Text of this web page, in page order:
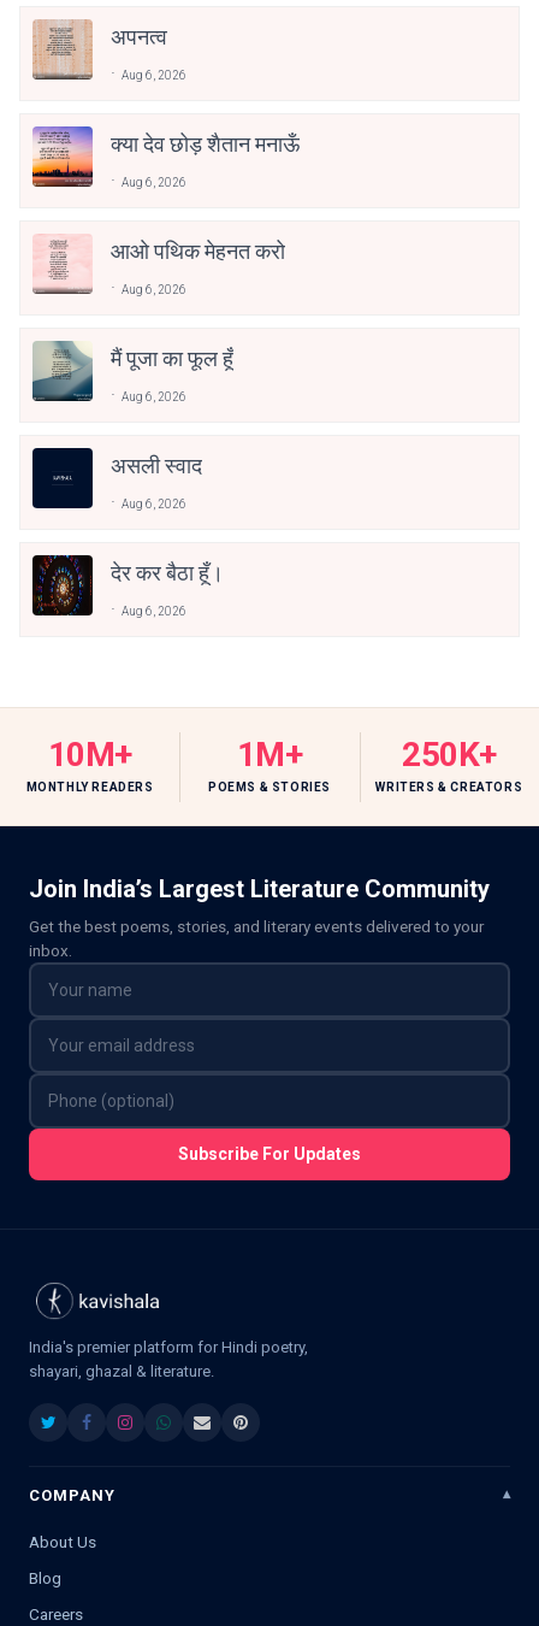
अपनत्व
Aug 6, 2026
क्या देव छोड़ शैतान मनाऊँ
Aug 6, 2026
आओ पथिक मेहनत करो
Aug 6, 2026
मैं पूजा का फूल हूँ
Aug 6, 2026
असली स्वाद
Aug 6, 2026
देर कर बैठा हूँ।
Aug 6, 2026
10M+
MONTHLY READERS
1M+
POEMS & STORIES
250K+
WRITERS & CREATORS
Join India’s Largest Literature Community
Get the best poems, stories, and literary events delivered to your
inbox.
Subscribe For Updates
India's premier platform for Hindi poetry,
shayari, ghazal & literature.
COMPANY
About Us
Blog
Careers